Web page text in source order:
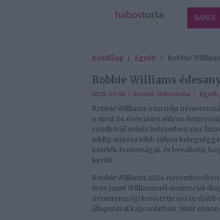
RANDI
Kezdőlap / Egyéb / Robbie
Robbie Williams
2025-07-16 / Szerző: Habostorta / Egyéb,
Robbie Williams a turnéja
a most 84 éves Janet súlyos
rendkívül nehéz helyzetben van,
addig anyósa több súlyos betegsé
kötelék fontosságát, és bevallotta,
került.
Robbie Williams 2024
éves Janet Williamsnél demenciát
németországi koncertje során újabb
állapotával kapcsolatban. Mint